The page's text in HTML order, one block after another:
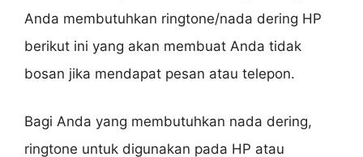
Anda membutuhkan ringtone/nada dering HP
berikut ini yang akan membuat Anda tidak
bosan jika mendapat pesan atau telepon.
Bagi Anda yang membutuhkan nada dering,
ringtone untuk digunakan pada HP atau